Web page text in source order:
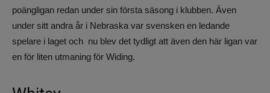
poängligan redan under sin första säsong i klubben. Även
under sitt andra år i Nebraska var svensken en ledande
spelare i laget och nu blev det tydligt att även den här ligan var
en för liten utmaning för Widing.